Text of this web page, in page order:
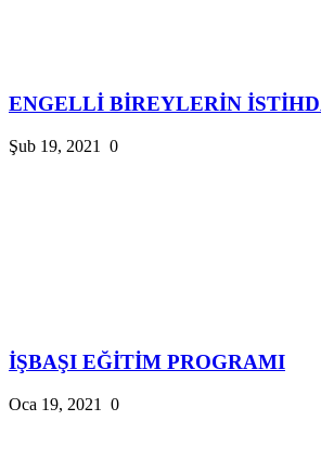
ENGELLİ BİREYLERİN
Şub 19, 2021 0
İŞBAŞI EĞİTİM PROGRAMI
Oca 19, 2021 0